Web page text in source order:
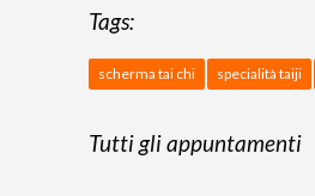
Tags:
scherma tai chi specialità taiji
Tutti gli appuntamenti